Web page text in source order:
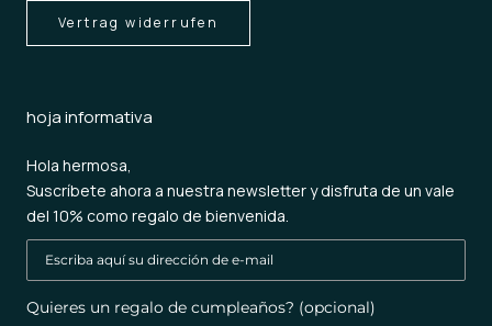
Vertrag widerrufen
hoja informativa
Hola hermosa,
Suscríbete ahora a nuestra newsletter y disfruta de un vale
del 10% como regalo de bienvenida.
Quieres un regalo de cumpleaños? (opcional)